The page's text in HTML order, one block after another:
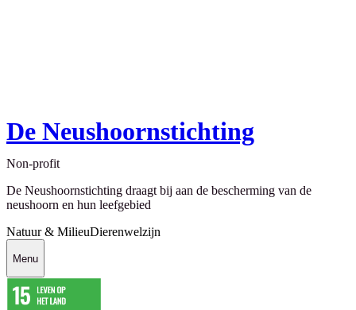
De Neushoornstichting
Non-profit
De Neushoornstichting draagt bij aan de bescherming van de
neushoorn en hun leefgebied
Natuur & MilieuDierenwelzijn
Menu